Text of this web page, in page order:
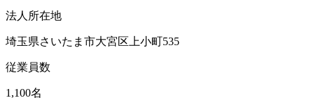
法人所在地
埼玉県さいたま市大宮区上小町535
従業員数
1,100名